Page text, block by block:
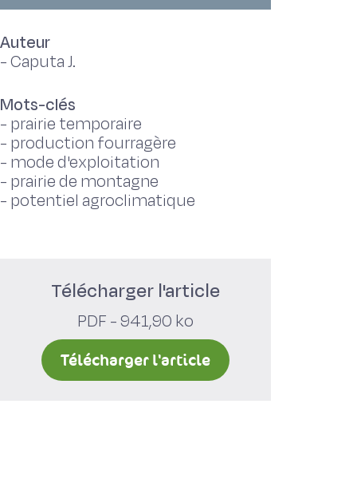
Auteur
-Caputa J.
Mots-clés
- prairie temporaire
- production fourragère
- mode d'exploitation
- prairie de montagne
- potentiel agroclimatique
Télécharger l'article
PDF - 941,90 ko
Télécharger l'article